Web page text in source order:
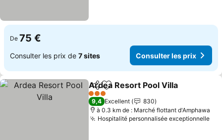
De 75 €
Consulter les prix de 7 sites Consulter les prix
PartagerAjouter à mes favoris
Ardea Resort Pool Villa
3 Étoiles
9,4 Excellent
830
à 0.3 km de : Marché flottant d'Amphawa
Hospitalité personnalisée exceptionnelle